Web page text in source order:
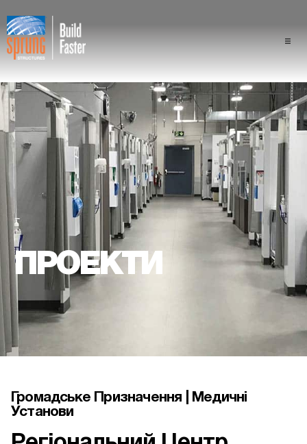
Галузі промисловості
Компоненти
Перевага конструкції
Професіонали
ПРОЕКТИ
Громадське Призначення | Медичні
Установи